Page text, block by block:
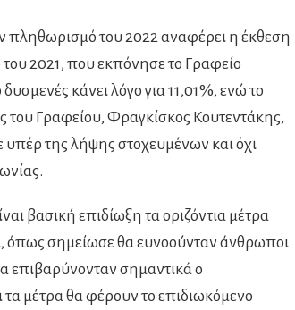
πληθωρισμό του 2022 αναφέρει η έκθεση
του 2021, που εκπόνησε το Γραφείο
κάνει λόγο για 11,01%, ενώ το
του Γραφείου, Φραγκίσκος Κουτεντάκης,
υπέρ της λήψης στοχευμένων και όχι
βασική επιδίωξη τα οριζόντια μέτρα
όπως σημείωσε θα ευνοούνταν άνθρωποι
επιβαρύνονταν σημαντικά ο
τα μέτρα θα φέρουν το επιδιωκόμενο